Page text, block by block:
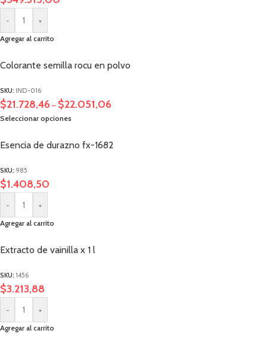
- +
Agregar al carrito
Colorante semilla rocu en polvo
SKU: IND-016
$21.728,46 – $22.051,06
Seleccionar opciones
Esencia de durazno fx-1682
SKU: 985
$1.408,50
- +
Agregar al carrito
Extracto de vainilla x 1 l
SKU: 1456
$3.213,88
- +
Agregar al carrito